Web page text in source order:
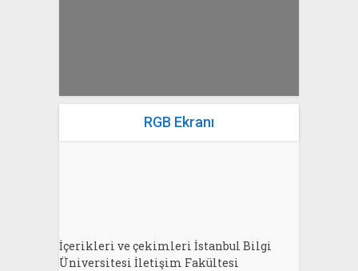
RGB Ekranı
İçerikleri ve çekimleri İstanbul Bilgi
Üniversitesi İletişim Fakültesi